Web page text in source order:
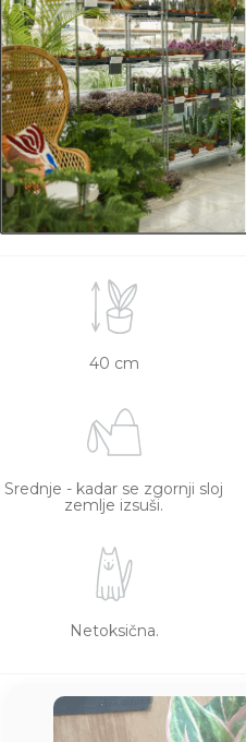
Vse rastline so primarno
lončkih. Okrasni lonec ni
Rastline so v kategorijo
živali uvrščene na
virov. Netoksične
toksične za specifično
nakupom posvetujte z
40 cm
Srednje - kadar se zgornji sloj
zemlje izsuši.
Netoksična.